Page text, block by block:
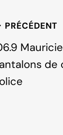
b
o
o
k
dI
n
PRÉCÉDENT
de